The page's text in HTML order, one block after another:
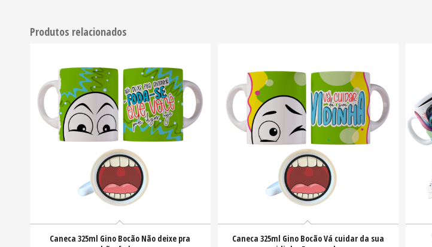
Produtos relacionados
Caneca 325ml Gino Bocão Não deixe pra
Caneca 325ml Gino Bocão Vá cuidar da sua